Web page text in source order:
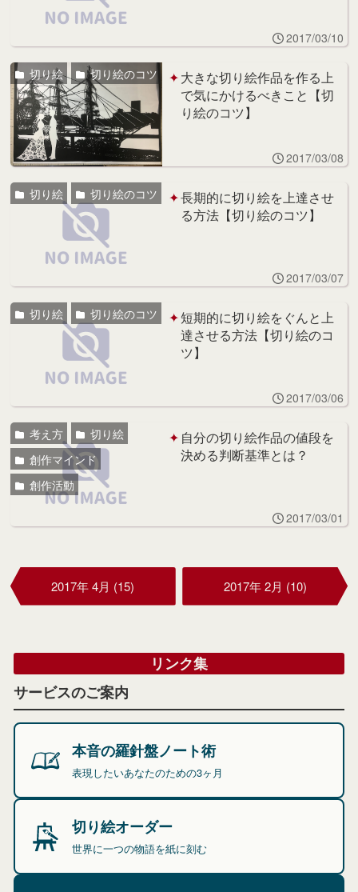
2017/03/10
大きな切り絵作品を作る上
で気にかけるべきこと【切
り絵のコツ】
切り絵 切り絵のコツ
2017/03/08
長期的に切り絵を上達させ
る方法【切り絵のコツ】
切り絵 切り絵のコツ
2017/03/07
短期的に切り絵をぐんと上
達させる方法【切り絵のコ
ツ】
切り絵 切り絵のコツ
2017/03/06
自分の切り絵作品の値段を
決める判断基準とは？
考え方
切り絵
創作マインド
創作活動
2017/03/01
2017年 2月 (10)
2017年 4月 (15)
リンク集
サービスのご案内
本音の羅針盤ノート術
表現したいあなたのための3ヶ月
切り絵オーダー
世界に一つの物語を紙に刻む